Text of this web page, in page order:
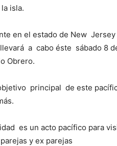
isla.
en el estado de New
a cabo éste sábado 8
Obrero.
principal de este
es un acto pacífico para
y ex parejas